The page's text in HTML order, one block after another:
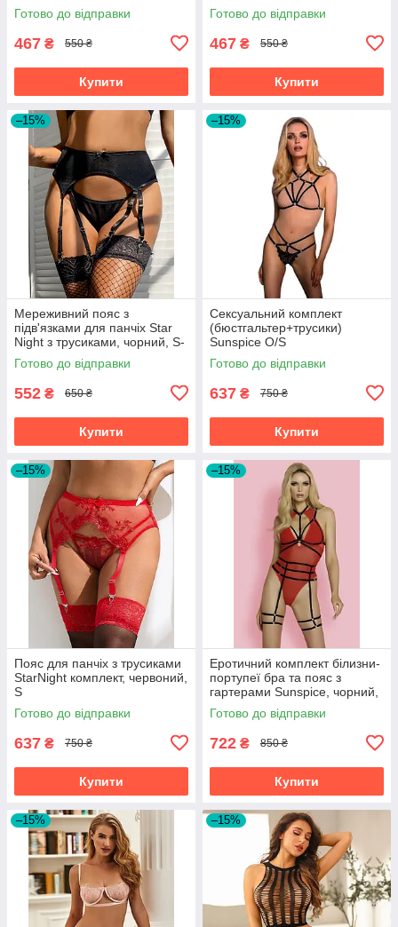
Готово до відправки
467 ₴ 550 ₴
Купити
Готово до відправки
467 ₴ 550 ₴
Купити
–15%
Мереживний пояс з
підв'язками для панчіх Star
Night з трусиками, чорний, S-
M
Готово до відправки
552 ₴ 650 ₴
Купити
–15%
Сексуальний комплект
(бюстгальтер+трусики)
Sunspice O/S
Готово до відправки
637 ₴ 750 ₴
Купити
–15%
Пояс для панчіх з трусиками
StarNight комплект, червоний,
S
Готово до відправки
637 ₴ 750 ₴
Купити
–15%
Еротичний комплект білизни-
портупеї бра та пояс з
гартерами Sunspice, чорний,
One Size
Готово до відправки
722 ₴ 850 ₴
Купити
–15% –15%